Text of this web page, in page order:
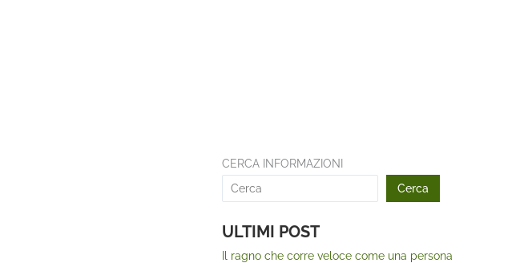
CERCA INFORMAZIONI
Cerca
ULTIMI POST
Il ragno che corre veloce come una persona